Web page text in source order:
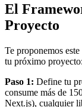
El
Proyecto
Te proponemos
tu próximo proyecto:
Paso 1: Define tu
consume más de
Next.js), cualquier